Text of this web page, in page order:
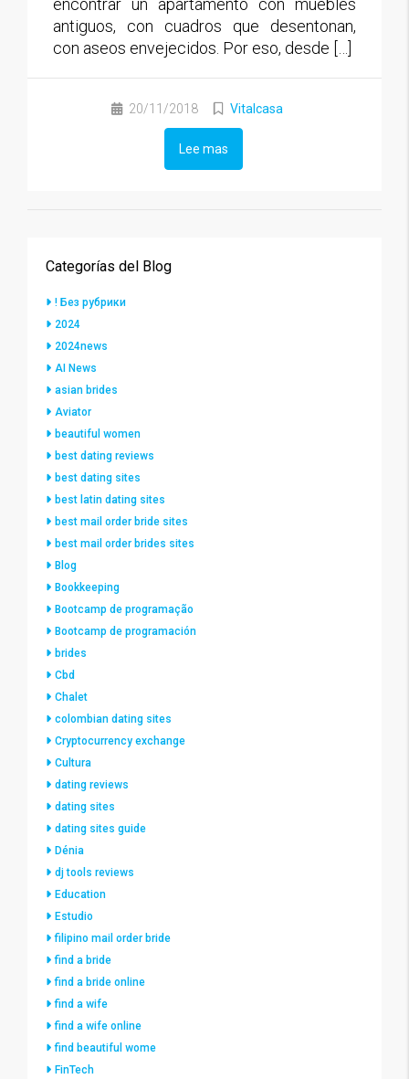
encontrar un apartamento con muebles
antiguos, con cuadros que desentonan,
con aseos envejecidos. Por eso, desde […]
20/11/2018 Vitalcasa
Lee mas
Categorías del Blog
! Без рубрики
2024
2024news
AI News
asian brides
Aviator
beautiful women
best dating reviews
best dating sites
best latin dating sites
best mail order bride sites
best mail order brides sites
Blog
Bookkeeping
Bootcamp de programação
Bootcamp de programación
brides
Cbd
Chalet
colombian dating sites
Cryptocurrency exchange
Cultura
dating reviews
dating sites
dating sites guide
Dénia
dj tools reviews
Education
Estudio
filipino mail order bride
find a bride
find a bride online
find a wife
find a wife online
find beautiful wome
FinTech